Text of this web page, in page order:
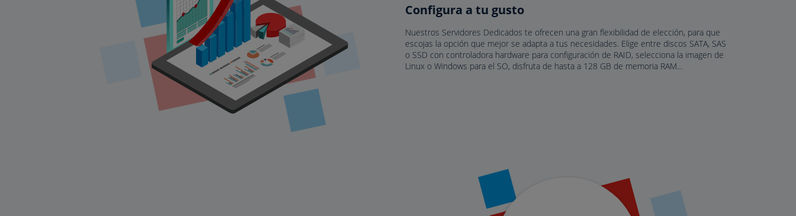
Configura a tu gusto
Nuestros Servidores Dedicados te ofrecen una gran flexibilidad de elección, para que
escojas la opción que mejor se adapta a tus necesidades. Elige entre discos SATA, SAS
o SSD con controladora hardware para configuración de RAID, selecciona la imagen de
Linux o Windows para el SO, disfruta de hasta a 128 GB de memoria RAM…